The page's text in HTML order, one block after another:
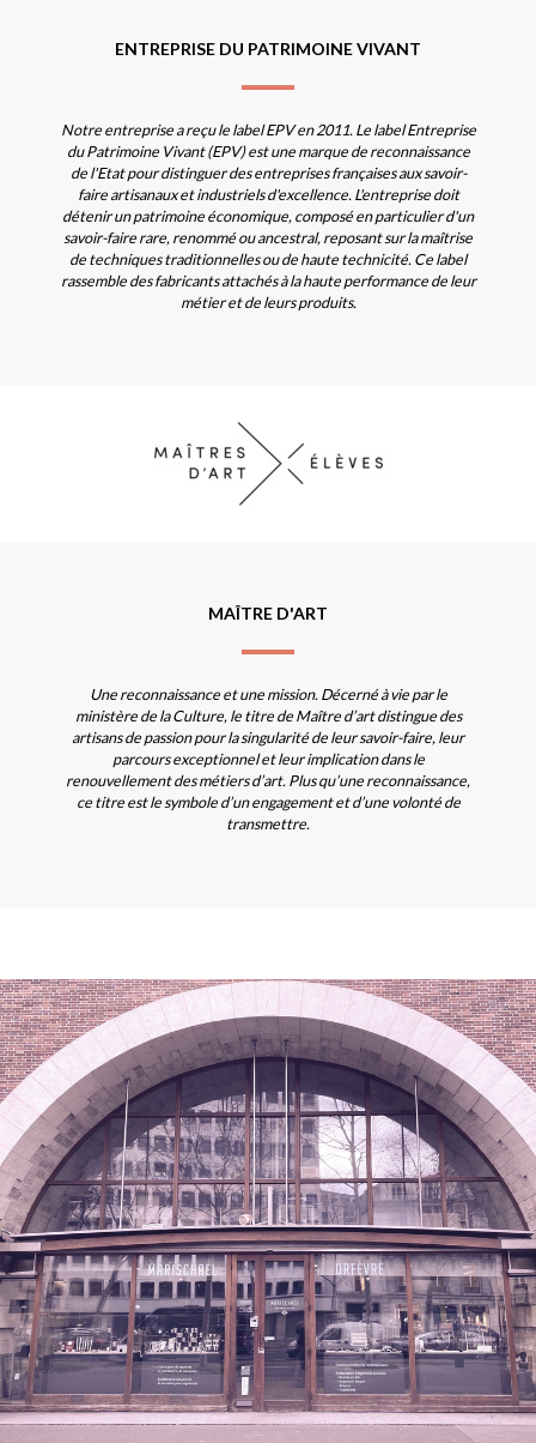
ENTREPRISE DU PATRIMOINE VIVANT
Notre entreprise a reçu le label EPV en 2011. Le label Entreprise
du Patrimoine Vivant (EPV) est une marque de reconnaissance
de l'Etat pour distinguer des entreprises françaises aux savoir-
faire artisanaux et industriels d'excellence. L'entreprise doit
détenir un patrimoine économique, composé en particulier d'un
savoir-faire rare, renommé ou ancestral, reposant sur la maîtrise
de techniques traditionnelles ou de haute technicité. Ce label
rassemble des fabricants attachés à la haute performance de leur
métier et de leurs produits.
MAÎTRE D'ART
Une reconnaissance et une mission. Décerné à vie par le
ministère de la Culture, le titre de Maître d’art distingue des
artisans de passion pour la singularité de leur savoir-faire, leur
parcours exceptionnel et leur implication dans le
renouvellement des métiers d’art. Plus qu’une reconnaissance,
ce titre est le symbole d’un engagement et d’une volonté de
transmettre.